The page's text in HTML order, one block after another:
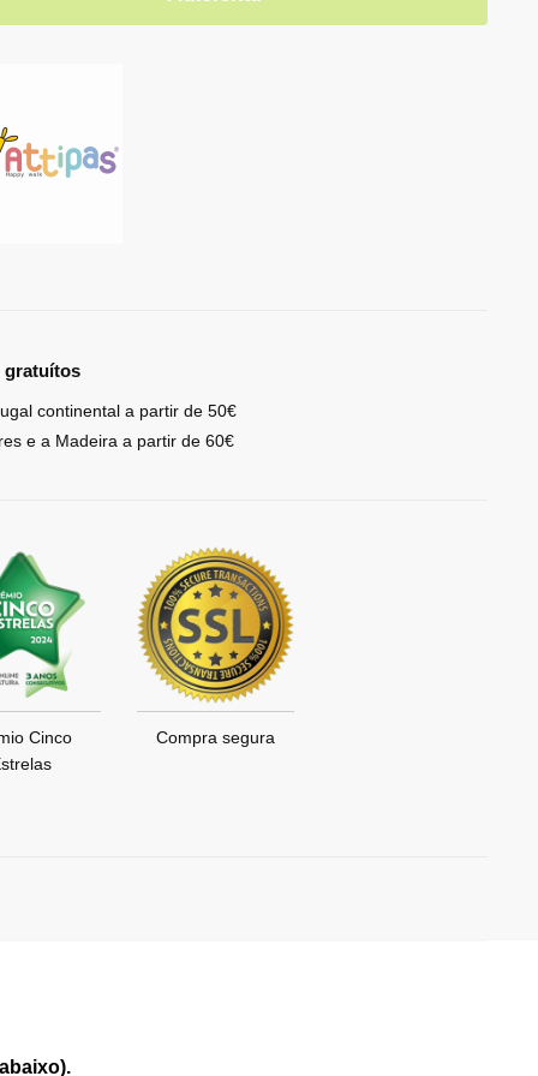
gratuítos
continental a partir de 50€
e a Madeira a partir de 60€
Cinco
Compra segura